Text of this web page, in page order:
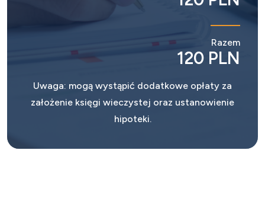
Razem
120 PLN
Uwaga: mogą wystąpić dodatkowe opłaty za
założenie księgi wieczystej oraz ustanowienie
hipoteki.